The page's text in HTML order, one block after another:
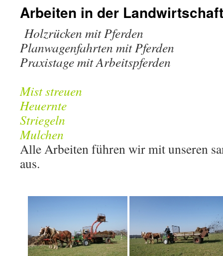
Inhalt
Arbeiten in der Landwirtschaft
Holzrücken mit Pferden
Planwagenfahrten mit Pferden
Praxistage mit Arbeitspferden
Mist streuen
Heuernte
Striegeln
Mulchen
Alle Arbeiten führen wir mit unseren
aus.